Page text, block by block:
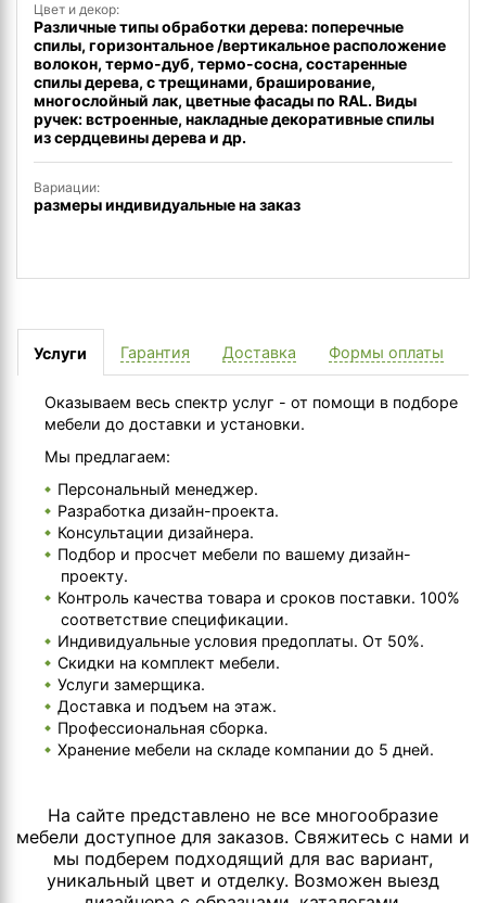
Цвет и декор:
Различные типы обработки дерева: поперечные
спилы, горизонтальное /вертикальное расположение
волокон, термо-дуб, термо-сосна, состаренные
спилы дерева, с трещинами, браширование,
многослойный лак, цветные фасады по RAL. Виды
ручек: встроенные, накладные декоративные спилы
из сердцевины дерева и др.
Вариации:
размеры индивидуальные на заказ
Услуги
Оказываем весь спектр услуг - от помощи в подборе
мебели до доставки и установки.
Мы предлагаем:
Персональный менеджер.
Разработка дизайн-проекта.
Консультации дизайнера.
Подбор и просчет мебели по вашему дизайн-
проекту.
Контроль качества товара и сроков поставки. 100%
соответствие спецификации.
Индивидуальные условия предоплаты. От 50%.
Скидки на комплект мебели.
Услуги замерщика.
Доставка и подъем на этаж.
Профессиональная сборка.
Хранение мебели на складе компании до 5 дней.
Гарантия Доставка Формы оплаты
На сайте представлено не все многообразие
мебели доступное для заказов. Свяжитесь с нами и
мы подберем подходящий для вас вариант,
уникальный цвет и отделку. Возможен выезд